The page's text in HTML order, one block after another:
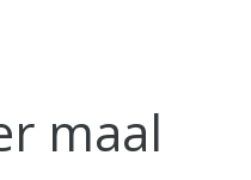
maal